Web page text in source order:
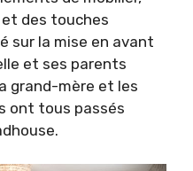
des touches
sur la mise en avant
et ses parents
grand-mère et les
ont tous passés